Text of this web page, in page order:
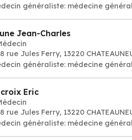
généraliste: médecine
Jean-Charles
rue Jules Ferry, 13220
généraliste: médecine
Eric
rue Jules Ferry, 13220
généraliste: médecine